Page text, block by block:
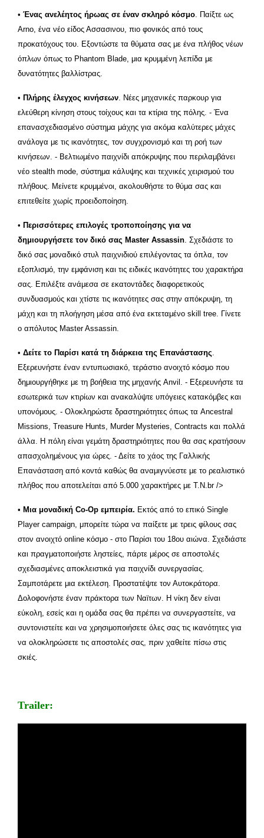
• Ένας ανελέητος ήρωας σε έναν σκληρό κόσμο . Παίξτε ως
Arno, ένα νέο είδος Ασσασινου, πιο φονικός από τους
προκατόχους του. Εξοντώστε τα θύματα σας με ένα πλήθος νέων
όπλων όπως το Phantom Blade, μια κρυμμένη λεπίδα με
δυνατότητες βαλλίστρας.
• Πλήρης έλεγχος κινήσεων . Νέες μηχανικές παρκουρ για
ελεύθερη κίνηση στους τοίχους και τα κτίρια της πόλης. - Ένα
επανασχεδιασμένο σύστημα μάχης για ακόμα καλύτερες μάχες
ανάλογα με τις ικανότητες, τον συγχρονισμό και τη ροή των
κινήσεων. - Βελτιωμένο παιχνίδι απόκρυψης που περιλαμβάνει
νέο stealth mode, σύστημα κάλυψης και τεχνικές χειρισμού του
πλήθους. Μείνετε κρυμμένοι, ακολουθήστε το θύμα σας και
επιτεθείτε χωρίς προειδοποίηση.
• Περισσότερες επιλογές τροποποίησης για να
δημιουργήσετε τον δικό σας Master Assassin . Σχεδιάστε το
δικό σας μοναδικό στυλ παιχνιδιού επιλέγοντας τα όπλα, τον
εξοπλισμό, την εμφάνιση και τις ειδικές ικανότητες του χαρακτήρα
σας. Επιλέξτε ανάμεσα σε εκατοντάδες διαφορετικούς
συνδυασμούς και χτίστε τις ικανότητες σας στην απόκρυψη, τη
μάχη και τη πλοήγηση μέσα από ένα εκτεταμένο skill tree. Γίνετε
ο απόλυτος Master Assassin.
• Δείτε το Παρίσι κατά τη διάρκεια της Επανάστασης
Εξερευνήστε έναν εντυπωσιακό, τεράστιο ανοιχτό κόσμο που
δημιουργήθηκε με τη βοήθεια της μηχανής Anvil. - Εξερευνήστε τα
εσωτερικά των κτιρίων και ανακαλύψτε υπόγειες κατακόμβες και
υπονόμους. - Ολοκληρώστε δραστηριότητες όπως τα Ancestral
Missions, Treasure Hunts, Murder Mysteries, Contracts και πολλά
άλλα. Η πόλη είναι γεμάτη δραστηριότητες που θα σας κρατήσουν
απασχολημένους για ώρες. - Δείτε το χάος της Γαλλικής
Επανάσταση από κοντά καθώς θα αναμιγνύεστε με το ρεαλιστικό
πλήθος που αποτελείται από 5.000 χαρακτήρες με Τ.Ν.br />
• Μια μοναδική Co-Op εμπειρία. Εκτός από το επικό Single
Player campaign, μπορείτε τώρα να παίξετε με τρεις φίλους σας
στον ανοιχτό online κόσμο - στο Παρίσι του 18ου αιώνα. Σχεδιάστε
και πραγματοποιήστε ληστείες, πάρτε μέρος σε αποστολές
σχεδιασμένες αποκλειστικά για παιχνίδι συνεργασίας.
Σαμποτάρετε μια εκτέλεση. Προστατέψτε τον Αυτοκράτορα.
Δολοφονήστε έναν πράκτορα των Ναϊτων. Η νίκη δεν είναι
εύκολη, εσείς και η ομάδα σας θα πρέπει να συνεργαστείτε, να
συντονιστείτε και να χρησιμοποιήσετε όλες σας τις ικανότητες για
να ολοκληρώσετε τις αποστολές σας, πριν χαθείτε πίσω στις
σκιές.
Trailer: